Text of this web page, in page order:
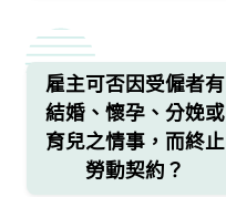
雇主可否因受僱者有
結婚、懷孕、分娩或
育兒之情事，而終止
勞動契約？